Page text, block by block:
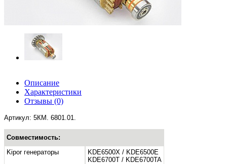
Описание
Характеристики
Отзывы (0)
Артикул: 5КМ. 6801.01.
Совместимость:
Kipor генераторы
KDE6500X / KDE6500E
KDE6700T / KDE6700TA